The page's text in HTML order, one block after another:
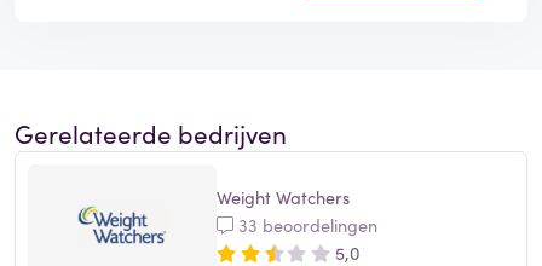
Gerelateerde bedrijven
Weight Watchers
33 beoordelingen
5,0